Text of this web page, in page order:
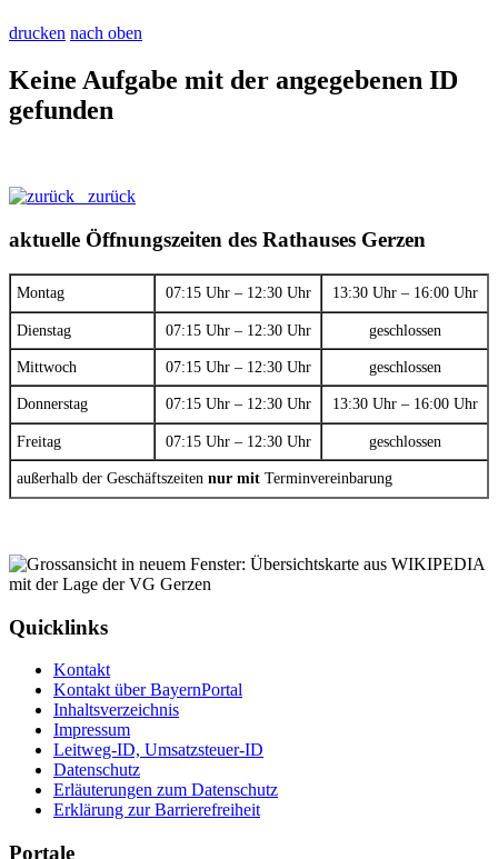
drucken nach oben
Keine Aufgabe mit der angegebenen ID
gefunden
zurück
aktuelle Öffnungszeiten des Rathauses Gerzen
Montag 07:15 Uhr – 12:30 Uhr 13:30 Uhr – 16:00 Uhr
Dienstag 07:15 Uhr – 12:30 Uhr geschlossen
Mittwoch 07:15 Uhr – 12:30 Uhr geschlossen
Donnerstag 07:15 Uhr – 12:30 Uhr 13:30 Uhr – 16:00 Uhr
Freitag 07:15 Uhr – 12:30 Uhr geschlossen
außerhalb der Geschäftszeiten nur mit Terminvereinbarung
Quicklinks
Kontakt
Kontakt über BayernPortal
Inhaltsverzeichnis
Impressum
Leitweg-ID, Umsatzsteuer-ID
Datenschutz
Erläuterungen zum Datenschutz
Erklärung zur Barrierefreiheit
Portale